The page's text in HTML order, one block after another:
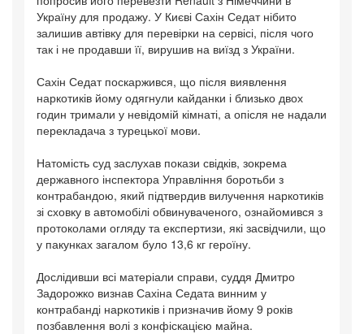
Україну для продажу. У Києві Сахін Седат нібито
залишив автівку для перевірки на сервісі, після чого
так і не продавши її, вирушив на виїзд з України.
Сахін Седат поскаржився, що після виявлення
наркотиків йому одягнули кайданки і близько двох
годин тримали у невідомій кімнаті, а опісля не надали
перекладача з турецької мови.
Натомість суд заслухав покази свідків, зокрема
державного інспектора Управління боротьби з
контрабандою, який підтвердив вилучення наркотиків
зі сховку в автомобілі обвинуваченого, ознайомився з
протоколами огляду та експертизи, які засвідчили, що
у пакунках загалом було 13,6 кг героїну.
Дослідивши всі матеріали справи, суддя Дмитро
Задорожко визнав Сахіна Седата винним у
контрабанді наркотиків і призначив йому 9 років
позбавлення волі з конфіскацією майна.